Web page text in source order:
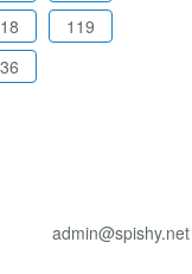
119
admin@spishy.net